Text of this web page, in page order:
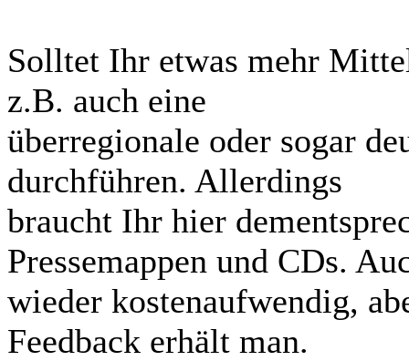
Solltet Ihr etwas mehr
z.B. auch eine
überregionale oder sogar
durchführen. Allerdings
braucht Ihr hier
Pressemappen und CDs.
wieder kostenaufwendig,
Feedback erhält man.